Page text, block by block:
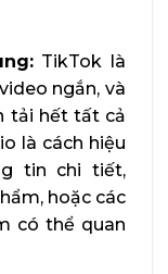
TikTok là
ngắn, và
tải hết tất cả
là cách hiệu
tin chi tiết,
hoặc các
có thể quan